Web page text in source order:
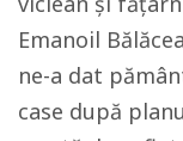
Emanoil
ne-a dat
case după